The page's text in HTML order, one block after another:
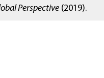
Perspective (2019).